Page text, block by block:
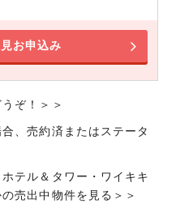
お申込み
ぞ！＞＞
、売約済またはステータ
テル＆タワー・ワイキキ
売出中物件を見る＞＞